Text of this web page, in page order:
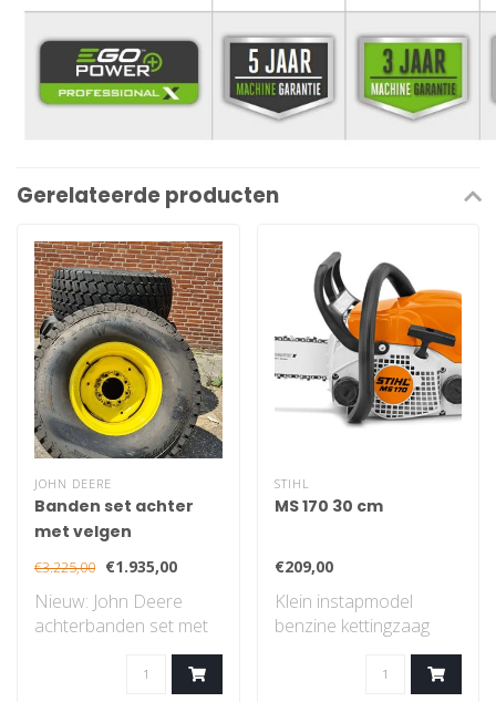
Gerelateerde producten
JOHN DEERE
Banden set achter
met velgen
€3.225,00 €1.935,00
Nieuw: John Deere
achterbanden set met
velgen, gazon profiel..
STIHL
MS 170 30 cm
€209,00
Klein instapmodel
benzine kettingzaag
met STIHL 2-MIX-